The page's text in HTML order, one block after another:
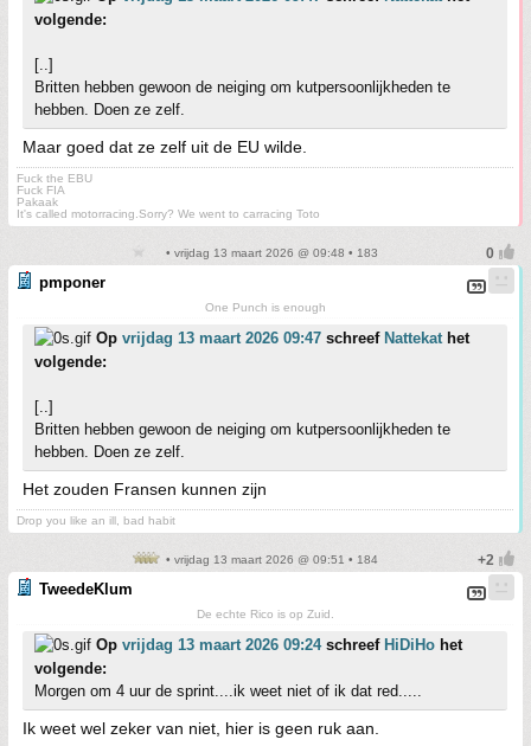
volgende:
[..]
Britten hebben gewoon de neiging om kutpersoonlijkheden te
hebben. Doen ze zelf.
Maar goed dat ze zelf uit de EU wilde.
Fuck the EBU
Fuck FIA
Pakaak
It's called motorracing.Sorry? We went to carracing Toto
• vrijdag 13 maart 2026 @ 09:48 • 183
pmponer
One Punch is enough
Op vrijdag 13 maart 2026 09:47 schreef Nattekathet
volgende:
[..]
Britten hebben gewoon de neiging om kutpersoonlijkheden te
hebben. Doen ze zelf.
Het zouden Fransen kunnen zijn
Drop you like an ill, bad habit
• vrijdag 13 maart 2026 @ 09:51 • 184
TweedeKlum
De echte Rico is op Zuid.
Op vrijdag 13 maart 2026 09:24schreef HiDiHo het
volgende:
Morgen om 4 uur de sprint....ik weet niet of ik dat red.....
Ik weet wel zeker van niet, hier is geen ruk aan.